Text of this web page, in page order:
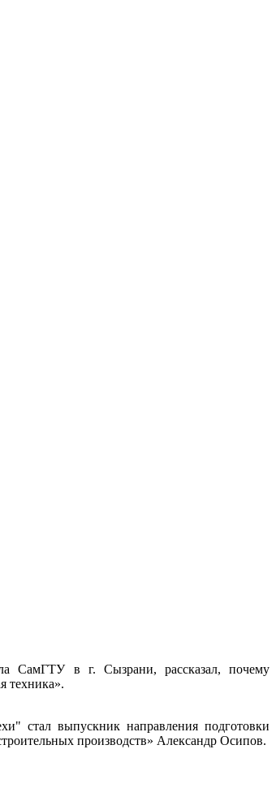
СамГТУ в г. Сызрани, рассказал, почему
техника».
стал выпускник направления подготовки
производств» Александр Осипов.